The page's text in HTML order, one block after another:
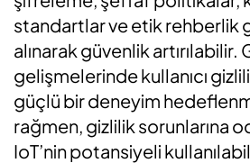
standartlar ve etik rehberlik
alınarak güvenlik
gelişmelerinde kullanıcı
güçlü bir deneyim
rağmen, gizlilik sorunlarına
IoT’nin potansiyeli